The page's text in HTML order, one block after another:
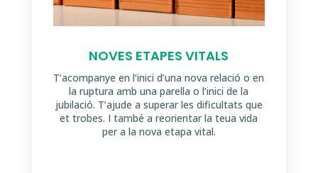
NOVES ETAPES VITALS
T’acompanye en l’inici d’una nova relació o en
la ruptura amb una parella o l’inici de la
jubilació. T’ajude a superar les dificultats que
et trobes. I també a reorientar la teua vida
per a la nova etapa vital.